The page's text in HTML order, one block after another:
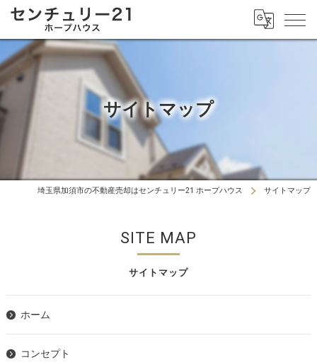
サイトマップ
埼玉県加須市の不動産売却はセンチュリー21 ホープハウス サイトマップ
サイトマップ
SITE MAP
ホーム
コンセプト